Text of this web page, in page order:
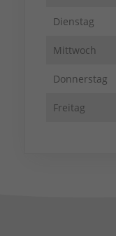
Dienstag
Mittwoch
Donnerstag
Freitag